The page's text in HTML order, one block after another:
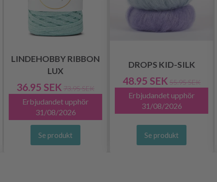
LINDEHOBBY RIBBON
LUX
36.95 SEK 73.95 SEK
Erbjudandet upphör
31/08/2026
Se produkt
DROPS KID-SILK
48.95 SEK 55.95 SEK
Erbjudandet upphör
31/08/2026
Se produkt